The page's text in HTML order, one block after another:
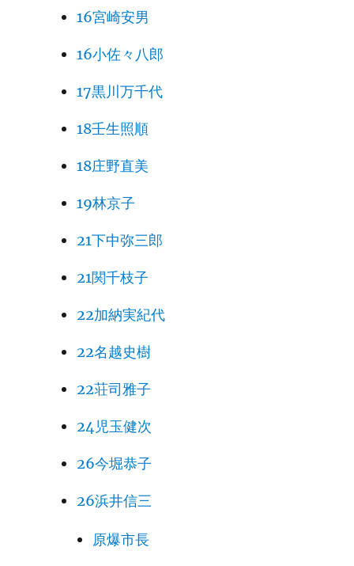
16宮崎安男
16小佐々八郎
17黒川万千代
18壬生照順
18庄野直美
19林京子
21下中弥三郎
21関千枝子
22加納実紀代
22名越史樹
22荘司雅子
24児玉健次
26今堀恭子
26浜井信三
原爆市長